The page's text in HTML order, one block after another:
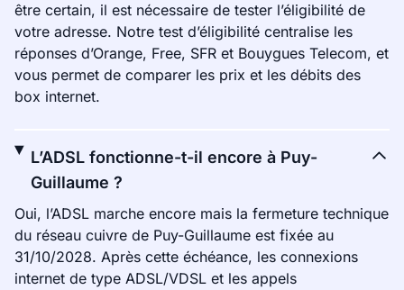
être certain, il est nécessaire de tester l’éligibilité de
votre adresse. Notre test d’éligibilité centralise les
réponses d’Orange, Free, SFR et Bouygues Telecom, et
vous permet de comparer les prix et les débits des
box internet.
L’ADSL fonctionne-t-il encore à Puy-
Guillaume ?
Oui, l’ADSL marche encore mais la fermeture technique
du réseau cuivre de Puy-Guillaume est fixée au
31/10/2028. Après cette échéance, les connexions
internet de type ADSL/VDSL et les appels